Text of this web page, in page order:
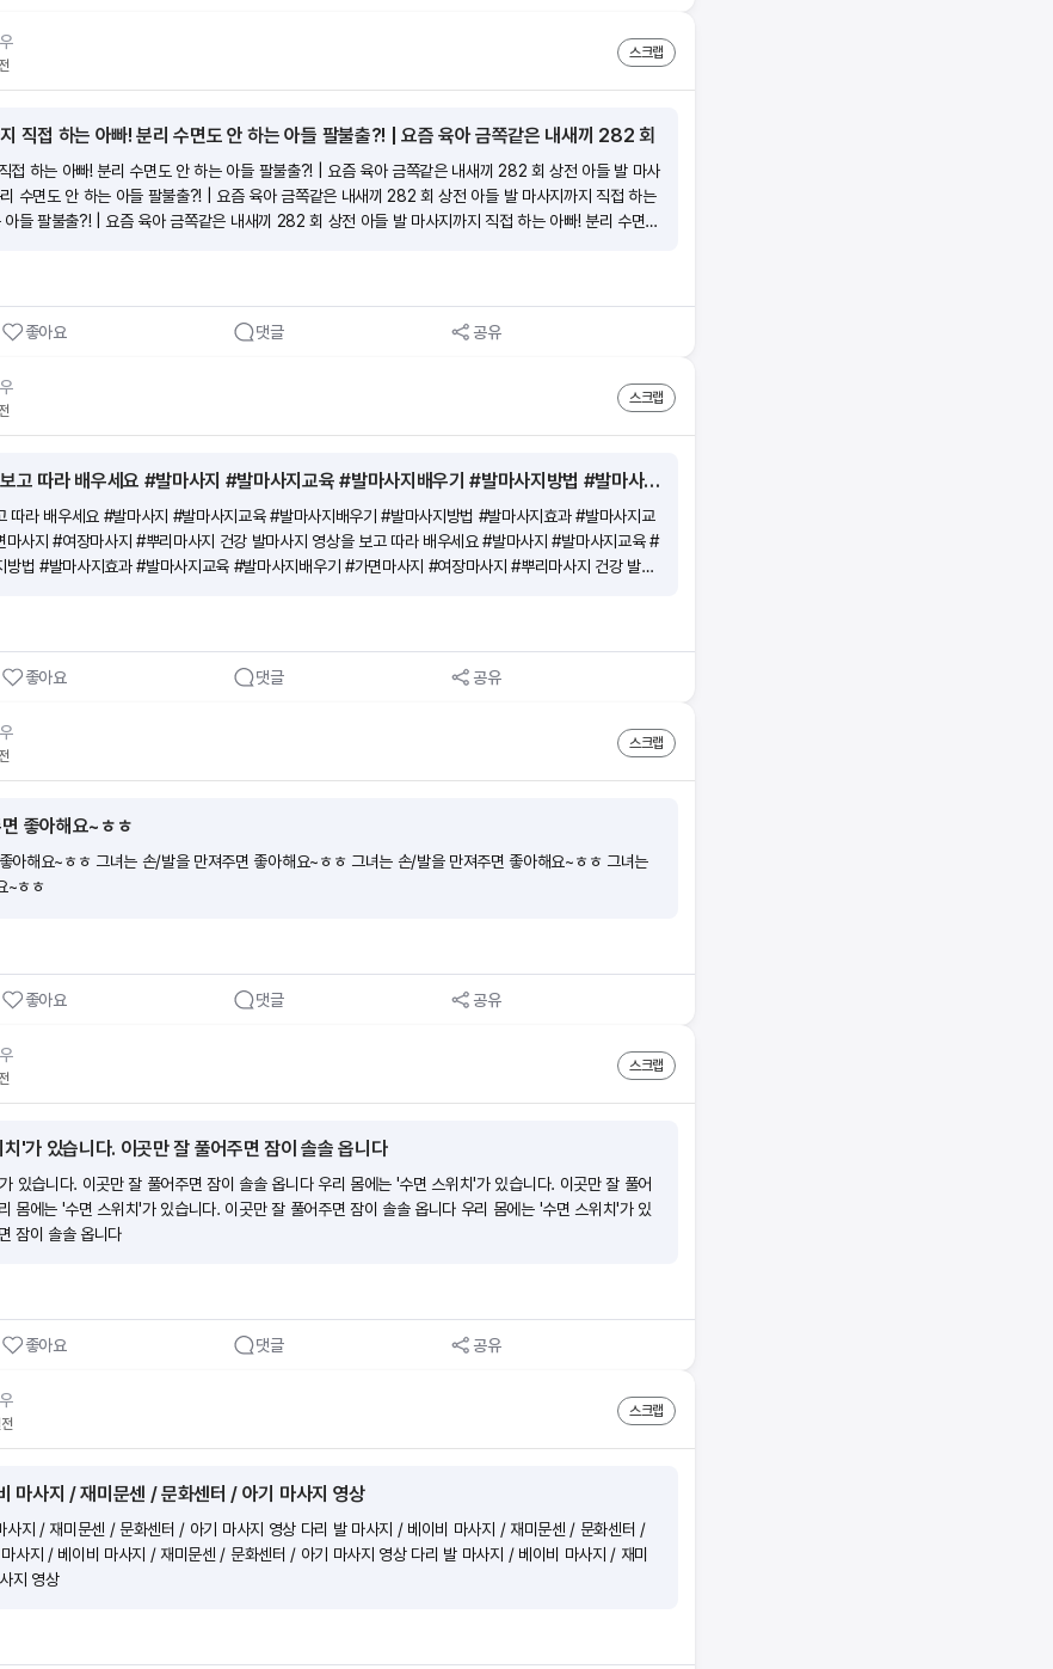
스크랩
직접 하는 아빠! 분리 수면도 안 하는 아들 팔불출?! | 요즘 육아 금쪽같은 내새끼 282 회
접 하는 아빠! 분리 수면도 안 하는 아들 팔불출?! | 요즘 육아 금쪽같은 내새끼 282 회 상전 아들 발 마사
수면도 안 하는 아들 팔불출?! | 요즘 육아 금쪽같은 내새끼 282 회 상전 아들 발 마사지까지 직접 하는
아들 팔불출?! | 요즘 육아 금쪽같은 내새끼 282 회 상전 아들 발 마사지까지 직접 하는 아빠! 분리 수면도
좋아요 댓글 공유
스크랩
건강 발마사지 영상을 보고 따라 배우세요 #발마사지 #발마사지교육 #발마사지배우기 #발마사지방법 #발마사지효과 #발마사지교육 #발마사지배우기 #가면마사지 #여장마사지 #뿌리마사지
따라 배우세요 #발마사지 #발마사지교육 #발마사지배우기 #발마사지방법 #발마사지효과 #발마사지교
마사지 #여장마사지 #뿌리마사지 건강 발마사지 영상을 보고 따라 배우세요 #발마사지 #발마사지교육 #
방법 #발마사지효과 #발마사지교육 #발마사지배우기 #가면마사지 #여장마사지 #뿌리마사지 건강 발마
장마사지 #뿌리마사지 건강 발마사지 영상을 보고 따라 배우세요 #발마사지 #발마사지교육 #발마사지
좋아요 댓글 공유
스크랩
좋아해요~ㅎㅎ
아해요~ㅎㅎ 그녀는 손/발을 만져주면 좋아해요~ㅎㅎ 그녀는 손/발을 만져주면 좋아해요~ㅎㅎ 그녀는
~ㅎㅎ
좋아요 댓글 공유
스크랩
'가 있습니다. 이곳만 잘 풀어주면 잠이 솔솔 옵니다
있습니다. 이곳만 잘 풀어주면 잠이 솔솔 옵니다 우리 몸에는 '수면 스위치'가 있습니다. 이곳만 잘 풀어
몸에는 '수면 스위치'가 있습니다. 이곳만 잘 풀어주면 잠이 솔솔 옵니다 우리 몸에는 '수면 스위치'가 있
잠이 솔솔 옵니다
좋아요 댓글 공유
스크랩
마사지 / 재미문센 / 문화센터 / 아기 마사지 영상
사지 / 재미문센 / 문화센터 / 아기 마사지 영상 다리 발 마사지 / 베이비 마사지 / 재미문센 / 문화센터 /
사지 / 베이비 마사지 / 재미문센 / 문화센터 / 아기 마사지 영상 다리 발 마사지 / 베이비 마사지 / 재미
지 영상